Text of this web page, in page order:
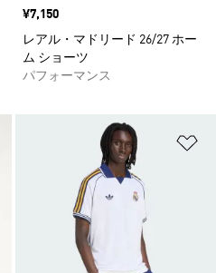
価格
¥7,150
レアル・マドリード 26/27 ホー
ム ショーツ
パフォーマンス
ほしいものリストに追加